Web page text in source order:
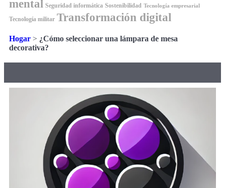
mental Seguridad informática Sostenibilidad Tecnología empresarial
Tecnología militar Transformación digital
Hogar > ¿Cómo seleccionar una lámpara de mesa
decorativa?